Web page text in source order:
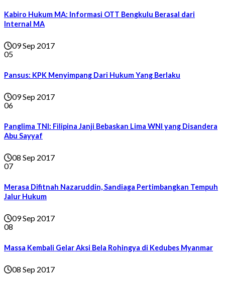
Kabiro Hukum MA: Informasi OTT Bengkulu Berasal dari
Internal MA
09 Sep 2017
05
Pansus: KPK Menyimpang Dari Hukum Yang Berlaku
09 Sep 2017
06
Panglima TNI: Filipina Janji Bebaskan Lima WNI yang Disandera
Abu Sayyaf
08 Sep 2017
07
Merasa Difitnah Nazaruddin, Sandiaga Pertimbangkan Tempuh
Jalur Hukum
09 Sep 2017
08
Massa Kembali Gelar Aksi Bela Rohingya di Kedubes Myanmar
08 Sep 2017